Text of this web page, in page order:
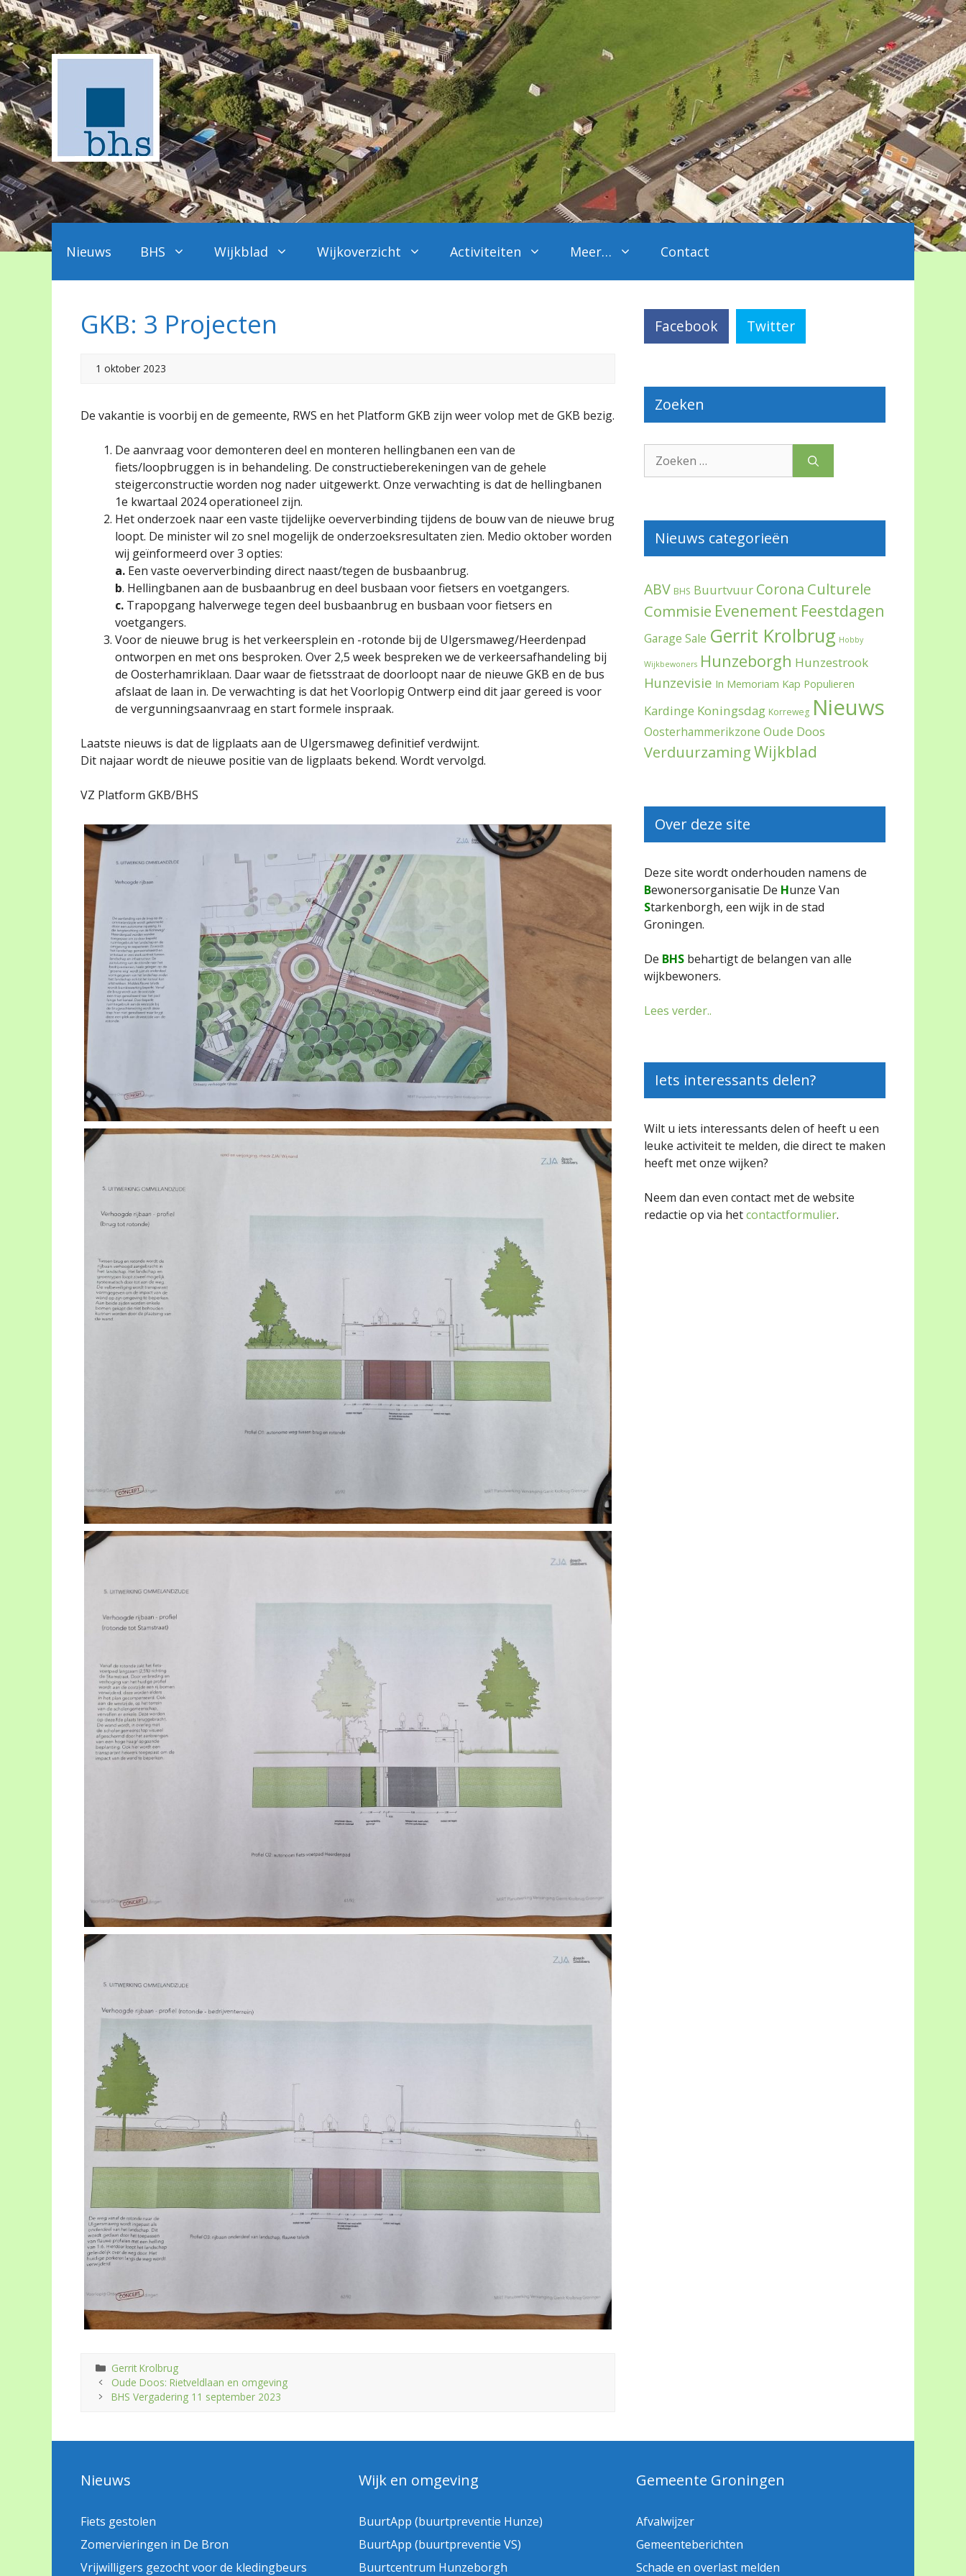
Ga
naar
de
inhoud
Nieuws BHS Wijkblad Wijkoverzicht Activiteiten Meer… Contact
GKB: 3 Projecten
1 oktober 2023
De vakantie is voorbij en de gemeente, RWS en het Platform GKB zijn weer volop met de GKB bezig.
De aanvraag voor demonteren deel en monteren hellingbanen een van de
fiets/loopbruggen is in behandeling. De constructieberekeningen van de gehele
steigerconstructie worden nog nader uitgewerkt. Onze verwachting is dat de hellingbanen
1e kwartaal 2024 operationeel zijn.
Het onderzoek naar een vaste tijdelijke oeververbinding tijdens de bouw van de nieuwe brug
loopt. De minister wil zo snel mogelijk de onderzoeksresultaten zien. Medio oktober worden
wij geïnformeerd over 3 opties:
a. Een vaste oeververbinding direct naast/tegen de busbaanbrug.
b. Hellingbanen aan de busbaanbrug en deel busbaan voor fietsers en voetgangers.
c. Trapopgang halverwege tegen deel busbaanbrug en busbaan voor fietsers en
voetgangers.
Voor de nieuwe brug is het verkeersplein en -rotonde bij de Ulgersmaweg/Heerdenpad
ontworpen en met ons besproken. Over 2,5 week bespreken we de verkeersafhandeling bij
de Oosterhamriklaan. Daar waar de fietsstraat de doorloopt naar de nieuwe GKB en de bus
afslaat de laan in. De verwachting is dat het Voorlopig Ontwerp eind dit jaar gereed is voor
de vergunningsaanvraag en start formele inspraak.
Laatste nieuws is dat de ligplaats aan de Ulgersmaweg definitief verdwijnt.
Dit najaar wordt de nieuwe positie van de ligplaats bekend. Wordt vervolgd.
VZ Platform GKB/BHS
Categorieën
Gerrit Krolbrug
Oude Doos: Rietveldlaan en omgeving
BHS Vergadering 11 september 2023
Facebook Twitter
Zoeken
naar:
Nieuws categorieën
ABV BHS Buurtvuur Corona Culturele
Commisie Evenement Feestdagen
Garage Sale Gerrit Krolbrug Hobby
Wijkbewoners Hunzeborgh Hunzestrook
Hunzevisie In Memoriam Kap Populieren
Kardinge Koningsdag Korreweg Nieuws
Oosterhammerikzone Oude Doos
VerduurzamingWijkblad
Over deze site
Deze site wordt onderhouden namens de
Bewonersorganisatie De Hunze Van
Starkenborgh, een wijk in de stad
Groningen.
De BHS behartigt de belangen van alle
wijkbewoners.
Lees verder..
Iets interessants delen?
Wilt u iets interessants delen of heeft u een
leuke activiteit te melden, die direct te maken
heeft met onze wijken?
Neem dan even contact met de website
redactie op via hetcontactformulier.
Nieuws
Fiets gestolen
Zomervieringen in De Bron
Vrijwilligers gezocht voor de kledingbeurs
Wijk en omgeving
BuurtApp (buurtpreventie Hunze)
BuurtApp (buurtpreventie VS)
Buurtcentrum Hunzeborgh
Gemeente Groningen
Afvalwijzer
Gemeenteberichten
Schade en overlast melden